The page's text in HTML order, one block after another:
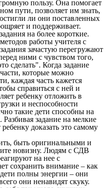
пользу. Она помогает
пути, позволяет им знать,
ли они поставленных
и поддерживает.
на более короткие.
работы учителя с
зачастую перегружают
ними с чувством того,
сделать". Когда задание
которые можно
каждая часть кажется
справиться с ней и
ребенку отложить в
и неспособности
такие дети способны на
задание на мелкие
доказать это самому
быть оригинальными и
новизну. Людям с СДВ
на нее с
сохранить внимание – как
полны энергии – они
они ненавидят скуку.